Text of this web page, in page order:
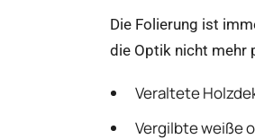
Die Folierung ist
die Optik nicht mehr
Veraltete
Vergilbte weiße